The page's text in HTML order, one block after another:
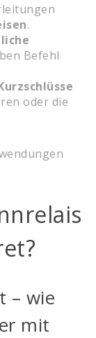
.
Befehl
oder die
– wie
mit